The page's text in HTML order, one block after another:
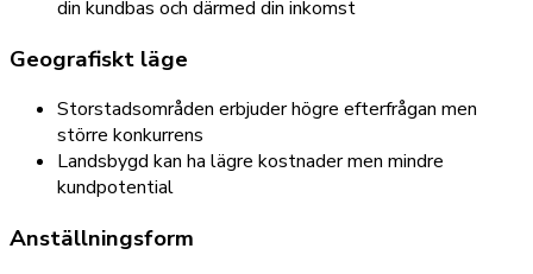
din kundbas och därmed din inkomst
Geografiskt läge
Storstadsområden erbjuder högre efterfrågan men
större konkurrens
Landsbygd kan ha lägre kostnader men mindre
kundpotential
Anställningsform